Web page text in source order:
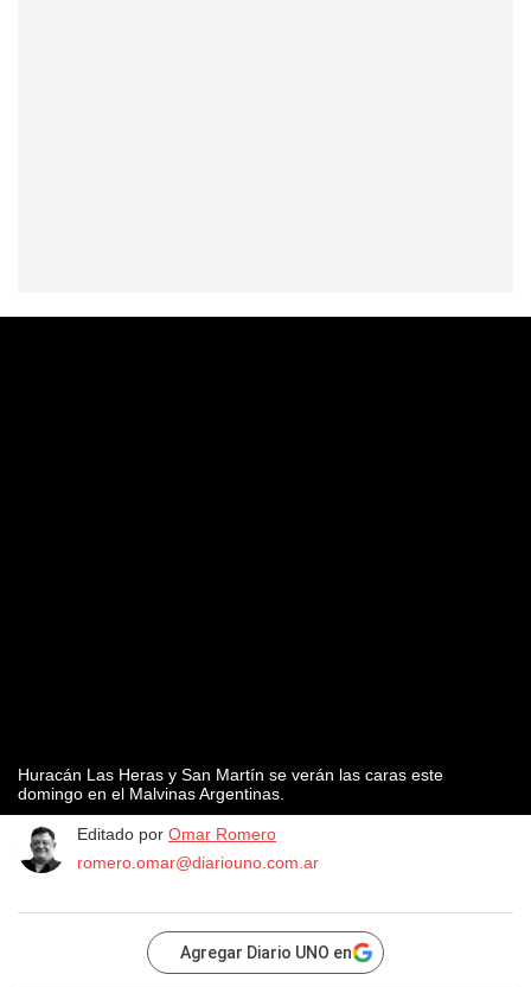
Huracán Las Heras y San Martín se verán las caras este
domingo en el Malvinas Argentinas.
Editado por Omar Romero
romero.omar@diariouno.com.ar
Agregar Diario UNO en